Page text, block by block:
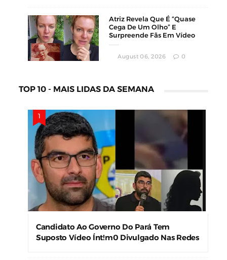
Atriz Revela Que É “Quase
Cega De Um Olho” E
Surpreende Fãs Em Vídeo
August 06, 2026 0
TOP 10 - MAIS LIDAS DA SEMANA
Candidato Ao Governo Do Pará Tem
Suposto Vídeo Ínt!m0 Divulgado Nas Redes